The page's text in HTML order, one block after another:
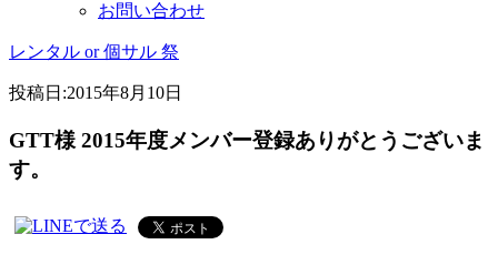
お問い合わせ
レンタル or 個サル 祭
投稿日:2015年8月10日
GTT様 2015年度メンバー登録ありがとうございま
す。